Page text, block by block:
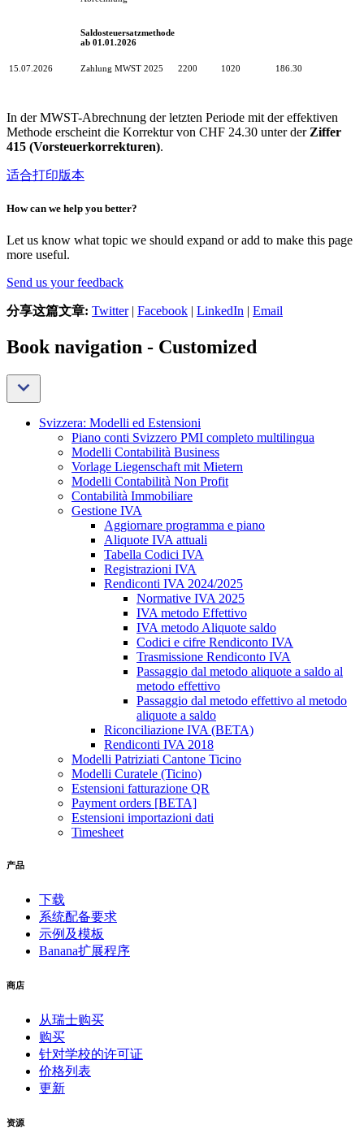
Saldosteuersatzmethode
ab 01.01.2026
15.07.2026 Zahlung MWST 2025 2200 1020 186.30
In der MWST-Abrechnung der letzten Periode mit der effektiven
Methode erscheint die Korrektur von CHF 24.30 unter der Ziffer
415 (Vorsteuerkorrekturen).
适合打印版本
How can we help you better?
Let us know what topic we should expand or add to make this page
more useful.
Send us your feedback
分享这篇文章: Twitter| Facebook | LinkedIn | Email
Book navigation - Customized
Svizzera: Modelli ed Estensioni
Piano conti Svizzero PMI completo multilingua
Modelli Contabilità Business
Vorlage Liegenschaft mit Mietern
Modelli Contabilità Non Profit
Contabilità Immobiliare
Gestione IVA
Aggiornare programma e piano
Aliquote IVA attuali
Tabella Codici IVA
Registrazioni IVA
Rendiconti IVA 2024/2025
Normative IVA 2025
IVA metodo Effettivo
IVA metodo Aliquote saldo
Codici e cifre Rendiconto IVA
Trasmissione Rendiconto IVA
Passaggio dal metodo aliquote a saldo al
metodo effettivo
Passaggio dal metodo effettivo al metodo
aliquote a saldo
Riconciliazione IVA (BETA)
Rendiconti IVA 2018
Modelli Patriziati Cantone Ticino
Modelli Curatele (Ticino)
Estensioni fatturazione QR
Payment orders [BETA]
Estensioni importazioni dati
Timesheet
产品
下载
系统配备要求
示例及模板
Banana扩展程序
商店
从瑞士购买
购买
针对学校的许可证
价格列表
更新
资源